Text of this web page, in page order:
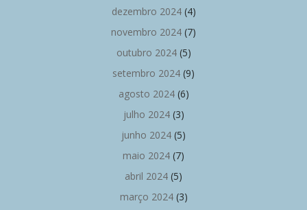
dezembro 2024(4)
novembro 2024 (7)
outubro 2024(5)
setembro 2024 (9)
agosto 2024(6)
julho 2024(3)
junho 2024 (5)
maio 2024 (7)
abril 2024 (5)
março 2024(3)